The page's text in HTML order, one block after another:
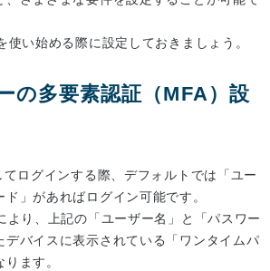
使い始める際に設定しておきましょう。
の多要素認証（MFA）設
ログインする際、デフォルトでは「ユー
」があればログイン可能です。
より、上記の「ユーザー名」と「パスワー
デバイスに表示されている「ワンタイムパ
ます。